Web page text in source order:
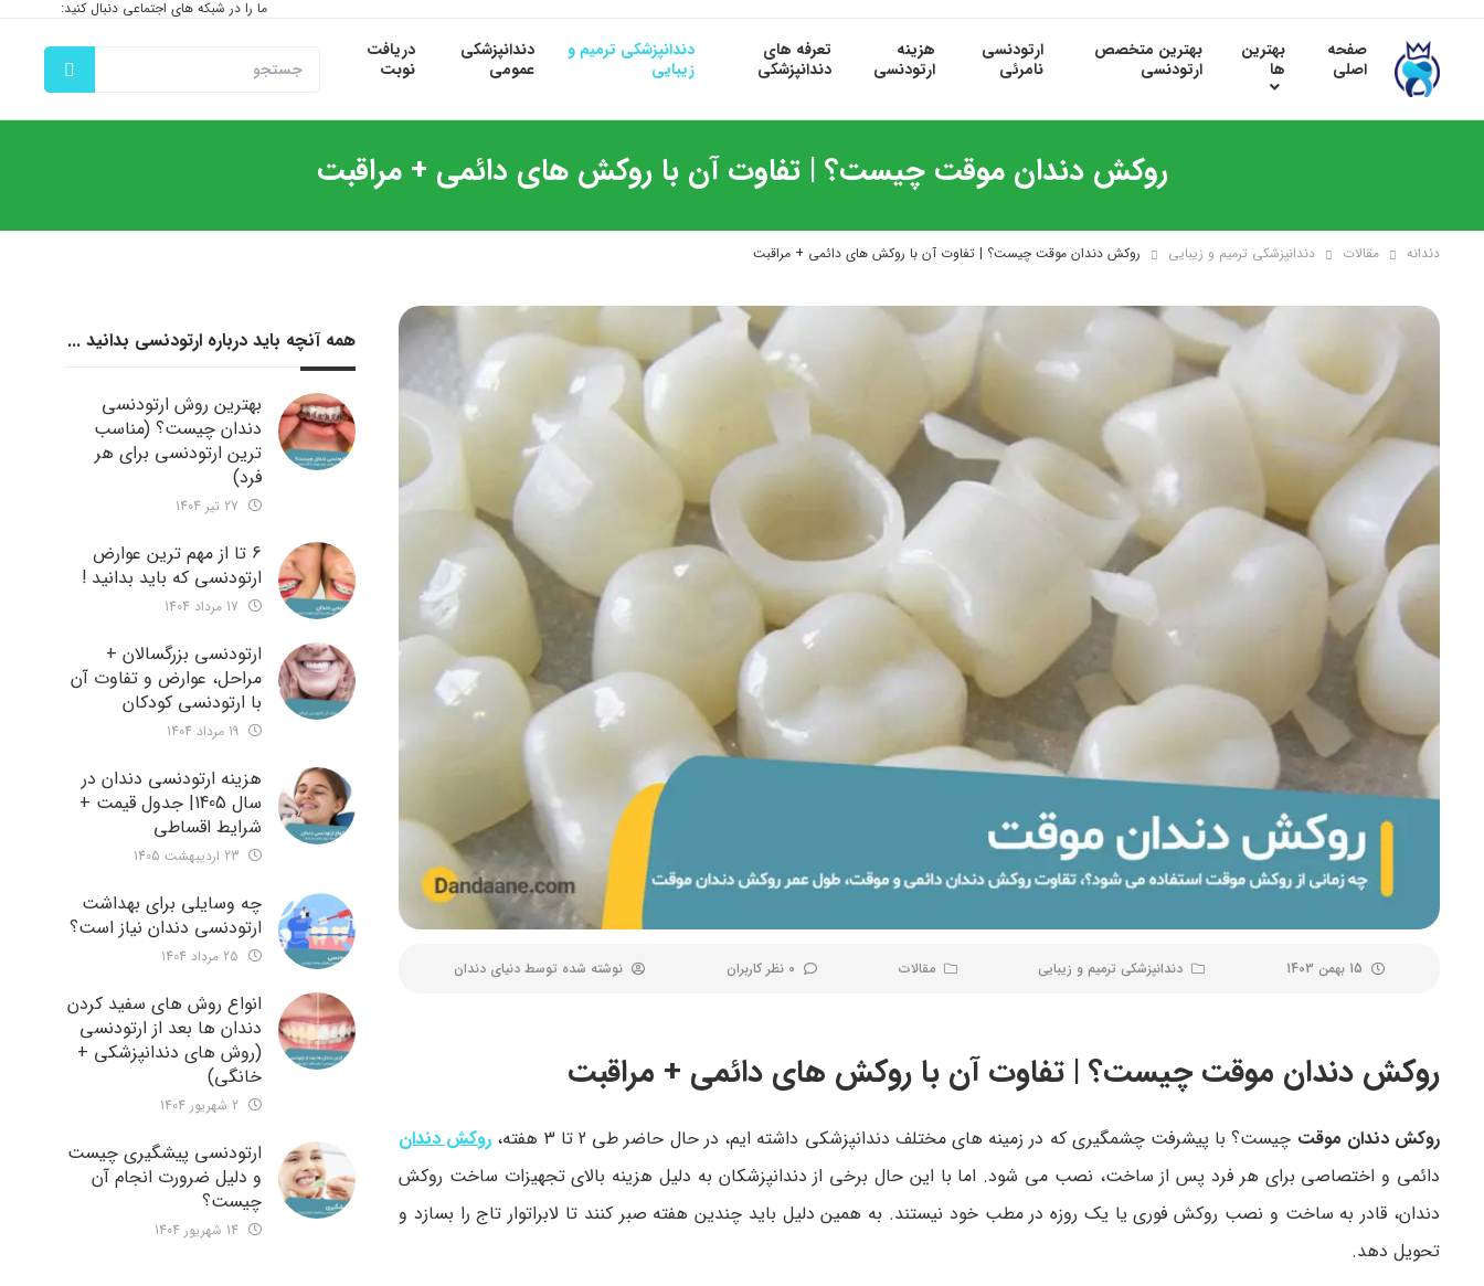
ما را در شبکه های اجتماعی دنبال کنید:
صفحه
اصلی
بهترین
ها
بهترین متخصص
ارتودنسی
ارتودنسی
نامرئی
هزینه
ارتودنسی
تعرفه های
دندانپزشکی
دندانپزشکی ترمیم و
زیبایی
دندانپزشکی
عمومی
دریافت
نوبت
روکش دندان موقت چیست؟ | تفاوت آن با روکش های دائمی + مراقبت
دندانه مقالات دندانپزشکی ترمیم و زیبایی روکش دندان موقت چیست؟ | تفاوت آن با روکش های دائمی + مراقبت
15 بهمن 1403 دندانپزشکی ترمیم و زیبایی مقالات 0 نظر کاربران نوشته شده توسط دنیای دندان
روکش دندان موقت چیست؟ | تفاوت آن با روکش های دائمی + مراقبت
روکش دندان موقت چیست؟ با پیشرفت چشمگیری که در زمینه های مختلف دندانپزشکی داشته ایم، در حال حاضر طی 2 تا 3 هفته،
روکش دندان
دائمی و اختصاصی برای هر فرد پس از ساخت، نصب می شود. اما با این حال برخی از دندانپزشکان به دلیل هزینه بالای تجهیزات ساخت روکش
دندان، قادر به ساخت و نصب روکش فوری یا یک روزه در مطب خود نیستند. به همین دلیل باید چندین هفته صبر کنند تا لابراتوار تاج را بسازد و
تحویل دهد.
همه آنچه باید درباره ارتودنسی بدانید ...
بهترین روش ارتودنسی
دندان چیست؟ (مناسب
ترین ارتودنسی برای هر
فرد)
6 تا از مهم ترین عوارض
ارتودنسی که باید بدانید !
ارتودنسی بزرگسالان +
مراحل، عوارض و تفاوت آن
با ارتودنسی کودکان
هزینه ارتودنسی دندان در
سال 1405| جدول قیمت +
شرایط اقساطی
چه وسایلی برای بهداشت
ارتودنسی دندان نیاز است؟
انواع روش های سفید کردن
دندان ها بعد از ارتودنسی
(روش های دندانپزشکی +
خانگی)
ارتودنسی پیشگیری چیست
و دلیل ضرورت انجام آن
چیست؟